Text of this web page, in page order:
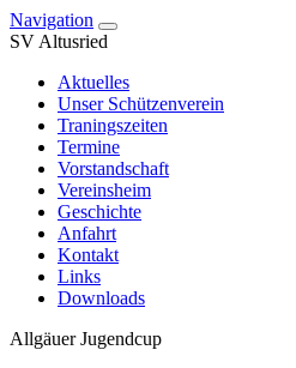
Navigation
SV Altusried
Aktuelles
Unser Schützenverein
Traningszeiten
Termine
Vorstandschaft
Vereinsheim
Geschichte
Anfahrt
Kontakt
Links
Downloads
Allgäuer Jugendcup